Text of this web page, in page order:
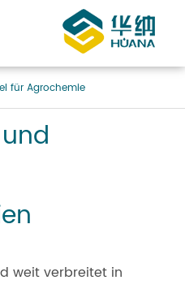
für Agrochemie
weit verbreitet in